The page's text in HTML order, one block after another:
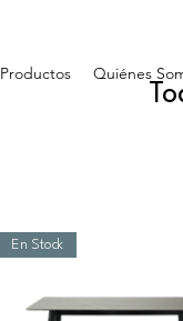
Productos Quiénes
En Stock